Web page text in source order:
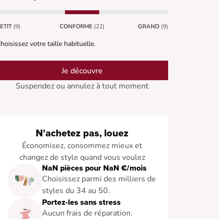
(9) CONFORME (22) GRAND (9)
votre taille habituelle.
Je découvre
Suspendez ou annulez à tout moment
N'achetez pas, louez
Économisez, consommez mieux et
changez de style quand vous voulez
NaN pièces pour NaN €/mois
Choisissez parmi des milliers de
styles du 34 au 50.
Portez-les sans stress
Aucun frais de réparation.